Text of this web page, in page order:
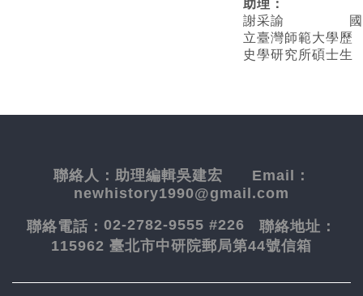
助理：
謝采諭
國
立臺灣師範大學歷
史學研究所碩士生
聯絡人： 助理編輯吳建宏 Email：
newhistory1990@gmail.com
聯絡電話： 02-2782-9555 #226 聯絡地址：
115962 臺北市中研院郵局第44號信箱